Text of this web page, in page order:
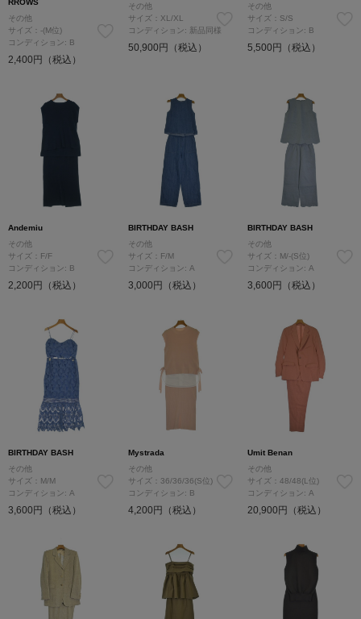
RROWS
その他
サイズ：-(M位)
コンディション: B
2,400円（税込）
その他
サイズ：XL/XL
コンディション: 新品同様
50,900円（税込）
その他
サイズ：S/S
コンディション: B
5,500円（税込）
Andemiu
その他
サイズ：F/F
コンディション: B
2,200円（税込）
BIRTHDAY BASH
その他
サイズ：F/M
コンディション: A
3,000円（税込）
BIRTHDAY BASH
その他
サイズ：M/-(S位)
コンディション: A
3,600円（税込）
BIRTHDAY BASH
その他
サイズ：M/M
コンディション: A
3,600円（税込）
Mystrada
その他
サイズ：36/36/36(S位)
コンディション: B
4,200円（税込）
Umit Benan
その他
サイズ：48/48(L位)
コンディション: A
20,900円（税込）